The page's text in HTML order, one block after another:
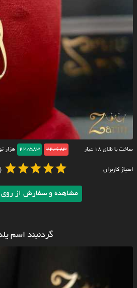
ساخت با طلای ۱۸ عیار 22/683
22/583 هزار
امتیاز کاربران (849)
مشاهده و سفارش از روی
گردنبند اسم